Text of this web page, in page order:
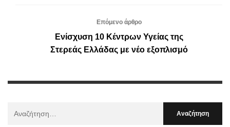
Επόμενο άρθρο
Ενίσχυση 10 Κέντρων Υγείας της
Στερεάς Ελλάδας με νέο εξοπλισμό